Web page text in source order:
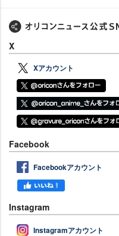
X
Xアカウント
Facebook
Facebookアカウント
Instagram
Instagramアカウント